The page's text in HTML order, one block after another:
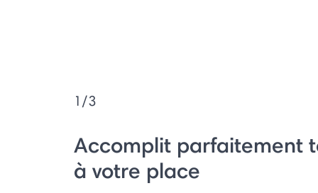
1/3
Accomplit parfaitement
à votre place